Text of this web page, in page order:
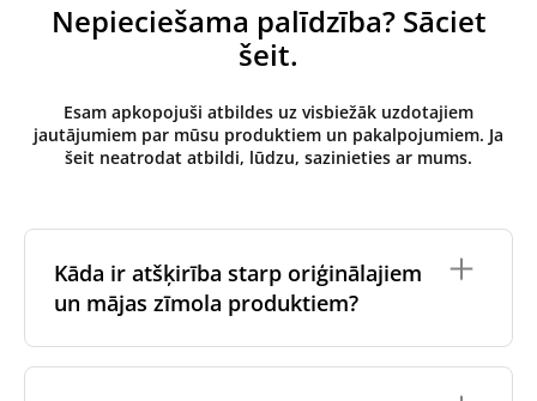
Nepieciešama palīdzība? Sāciet
šeit.
Esam apkopojuši atbildes uz visbiežāk uzdotajiem
jautājumiem par mūsu produktiem un pakalpojumiem. Ja
šeit neatrodat atbildi, lūdzu, sazinieties ar mums.
Kāda ir atšķirība starp oriģinālajiem
un mājas zīmola produktiem?